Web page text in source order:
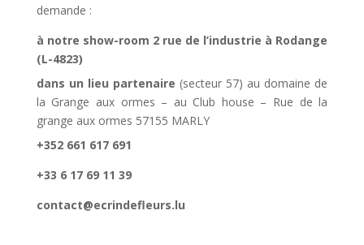
demande :
à notre show-room 2 rue de l’industrie à Rodange
(L-4823)
dans un lieu partenaire (secteur 57) au domaine de
la Grange aux ormes – au Club house – Rue de la
grange aux ormes 57155 MARLY
+352 661 617 691
+33 6 17 69 11 39
contact@ecrindefleurs.lu